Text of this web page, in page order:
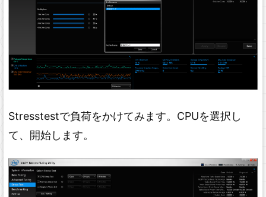
Stresstestで負荷をかけてみます。CPUを選択し
て、開始します。